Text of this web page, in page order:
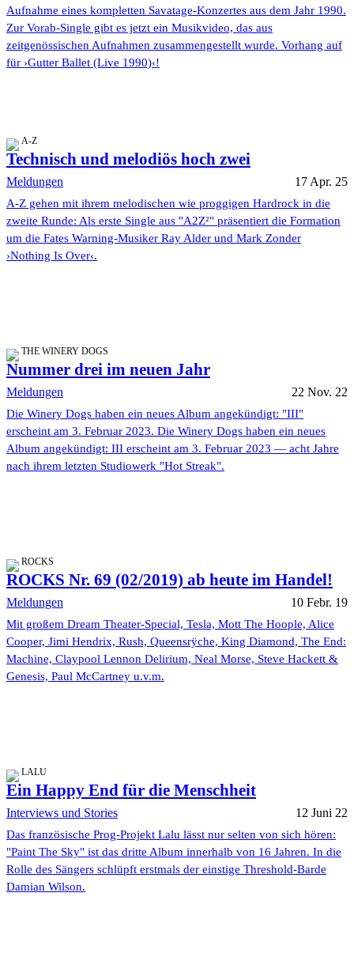
Aufnahme eines kompletten Savatage-Konzertes aus dem Jahr 1990.
Zur Vorab-Single gibt es jetzt ein Musikvideo, das aus
zeitgenössischen Aufnahmen zusammengestellt wurde. Vorhang auf
für ›Gutter Ballet (Live 1990)‹!
A-Z
Technisch und melodiös hoch zwei
Meldungen 17 Apr. 25
A-Z gehen mit ihrem melodischen wie proggigen Hardrock in die
zweite Runde: Als erste Single aus "A2Z²" präsentiert die Formation
um die Fates Warning-Musiker Ray Alder und Mark Zonder
›Nothing Is Over‹.
THE WINERY DOGS
Nummer drei im neuen Jahr
Meldungen 22 Nov. 22
Die Winery Dogs haben ein neues Album angekündigt: "III"
erscheint am 3. Februar 2023. Die Winery Dogs haben ein neues
Album angekündigt: III erscheint am 3. Februar 2023 — acht Jahre
nach ihrem letzten Studiowerk "Hot Streak".
ROCKS
ROCKS Nr. 69 (02/2019) ab heute im Handel!
Meldungen 10 Febr. 19
Mit großem Dream Theater-Special, Tesla, Mott The Hoople, Alice
Cooper, Jimi Hendrix, Rush, Queensrÿche, King Diamond, The End:
Machine, Claypool Lennon Delirium, Neal Morse, Steve Hackett &
Genesis, Paul McCartney u.v.m.
LALU
Ein Happy End für die Menschheit
Interviews und Stories 12 Juni 22
Das französische Prog-Projekt Lalu lässt nur selten von sich hören:
"Paint The Sky" ist das dritte Album innerhalb von 16 Jahren. In die
Rolle des Sängers schlüpft erstmals der einstige Threshold-Barde
Damian Wilson.